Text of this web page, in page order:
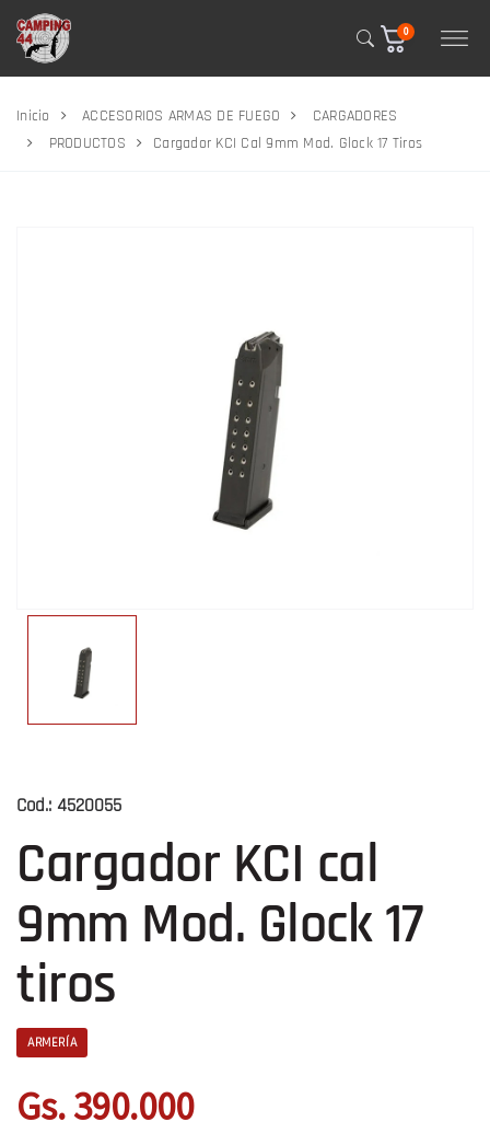
0
Inicio ACCESORIOS ARMAS DE FUEGO
CARGADORES
PRODUCTOS
Cargador KCI Cal 9mm Mod. Glock 17 Tiros
Cod.: 4520055
Cargador KCI cal
9mm Mod. Glock 17
tiros
ARMERÍA
Gs. 390.000